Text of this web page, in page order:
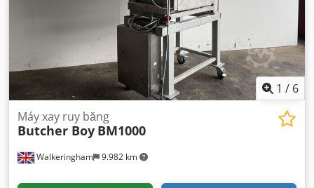
1 / 6
Walkeringham 9.982 km
Máy xay ruy băng
Butcher Boy BM1000